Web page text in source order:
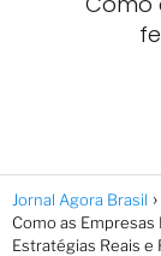
Jornal Agora Brasil
Como as
Estratégias Reais e